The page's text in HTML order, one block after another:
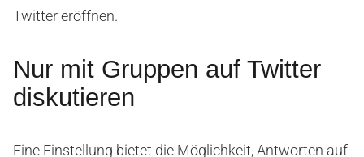
Twitter eröffnen.
Nur mit Gruppen auf Twitter
diskutieren
Eine Einstellung bietet die Möglichkeit, Antworten auf